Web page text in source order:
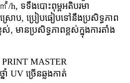
/h, ទទឹងបោះពុម្ពអតិបរមា
រោប, ប្រៀបធៀបទៅនឹងប្រសិទ្ធភាព
មានប្រសិទ្ធភាពខ្ពស់ក្នុងការតាំង
MASTER
UV ច្រើនឆ្លងកាត់